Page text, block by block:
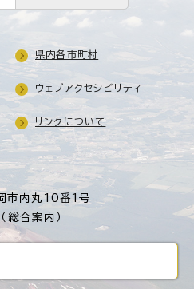
内丸10番1号
合案内）
県内各市町村
ウェブアクセシビリティ
リンクについて